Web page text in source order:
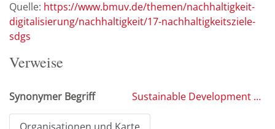
Quelle: https://www.bmuv.de/themen/nachhaltigkeit-
digitalisierung/nachhaltigkeit/17-nachhaltigkeitsziele-
sdgs
Verweise
Synonymer Begriff Sustainable Development Goals